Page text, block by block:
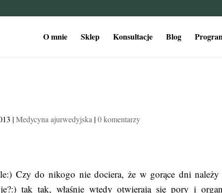
O mnie Sklep Konsultacje Blog
|Medycyna ajurwedyjska |0 komentarzy
Czy do nikogo nie dociera, że w gorące dni należy
tak tak, właśnie wtedy otwierają się pory i